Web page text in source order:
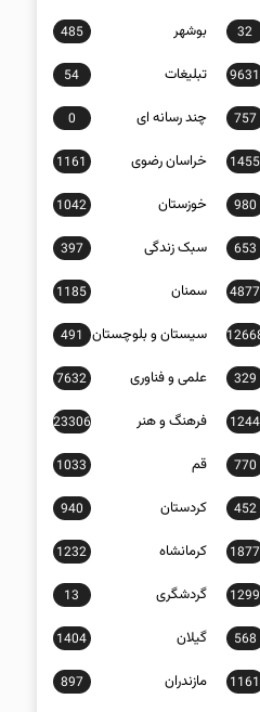
32 بوشهر 485
9631 تبلیغات 54
757 چند رسانه ای 0
1455 خراسان رضوی 1161
980 خوزستان 1042
653 سبک زندگی 397
4877 سمنان 1185
سیستان و بلوچستان 491
329 علمی و فناوری 7632
1244 فرهنگ و هنر 23306
770 قم 1033
452 کردستان 940
1877 کرمانشاه 1232
1299 گردشگری 13
568 گیلان 1404
1161 مازندران 897